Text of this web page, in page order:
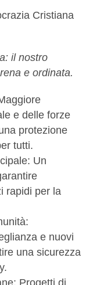
Cristiana
il nostro
e ordinata.
e delle forze
protezione
tutti.
Un
rapidi per la
e nuovi
una sicurezza
Progetti di